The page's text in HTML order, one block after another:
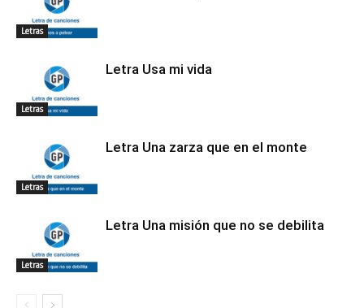
Letras
Letras
Letra Usa mi vida
Letras
Letra Una zarza que en el monte
Letras
Letra Una misión que no se debilita